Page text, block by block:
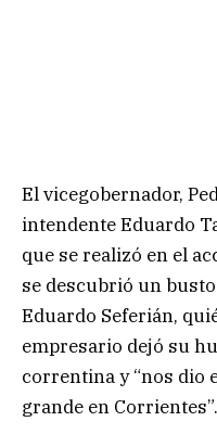
El vicegobernador,
intendente Eduardo
que se realizó en el
se descubrió un
Eduardo Seferián,
empresario dejó su
correntina y “nos dio
grande en Corrientes”.